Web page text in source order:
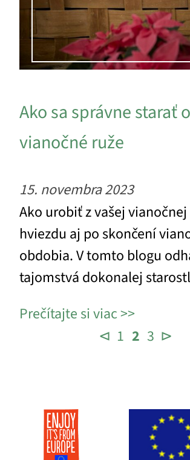
Ako sa správne starať o
vianočné ruže
15. novembra 2023
Ako urobiť z vašej vianočnej
hviezdu aj po skončení
obdobia. V tomto blogu
tajomstvá dokonalej
Prečítajte si viac
⊲ 1 2 3 ⊳